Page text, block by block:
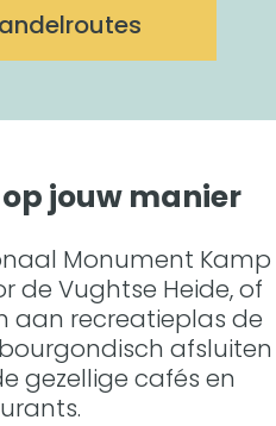
m
e
i
u
h
t
i
t
-
&
w
a
n
d
e
l
jouw manier
Monument Kamp
de Vughtse Heide, of
aan recreatieplas de
afsluiten
gezellige cafés en